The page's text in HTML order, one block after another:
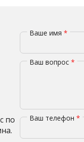
по
Ваше имя*
Ваш вопрос*
Ваш телефон*